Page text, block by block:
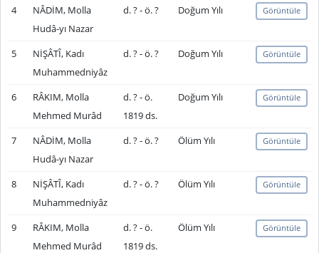
4
NÂDİM, Molla
Hudâ-yı Nazar
d. ? - ö. ? Doğum Yılı Görüntüle
5
NİŞÂTÎ, Kadı
Muhammedniyâz
d. ? - ö. ? Doğum Yılı Görüntüle
6
RÂKIM, Molla
Mehmed Murâd
d. ? - ö.
1819 ds.
Doğum Yılı Görüntüle
7
NÂDİM, Molla
Hudâ-yı Nazar
d. ? - ö. ? Ölüm Yılı Görüntüle
8
NİŞÂTÎ, Kadı
Muhammedniyâz
d. ? - ö. ? Ölüm Yılı Görüntüle
9
RÂKIM, Molla
Mehmed Murâd
d. ? - ö.
1819 ds.
Ölüm Yılı Görüntüle